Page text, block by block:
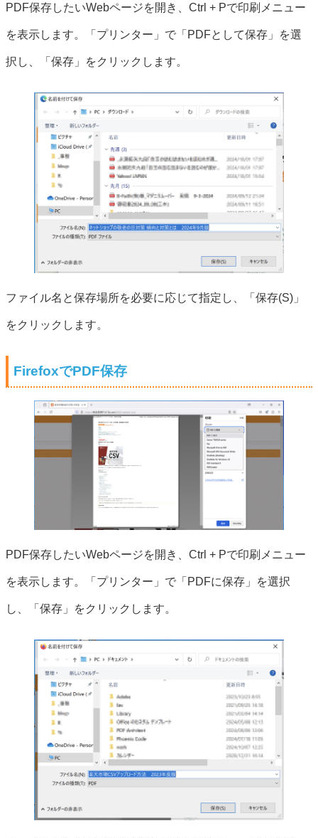
PDF保存したいWebページを開き、Ctrl + Pで印刷メニュー
を表示します。「プリンター」で「PDFとして保存」を選
択し、「保存」をクリックします。
ファイル名と保存場所を必要に応じて指定し、「保存(S)」
をクリックします。
FirefoxでPDF保存
PDF保存したいWebページを開き、Ctrl + Pで印刷メニュー
を表示します。「プリンター」で「PDFに保存」を選択
し、「保存」をクリックします。